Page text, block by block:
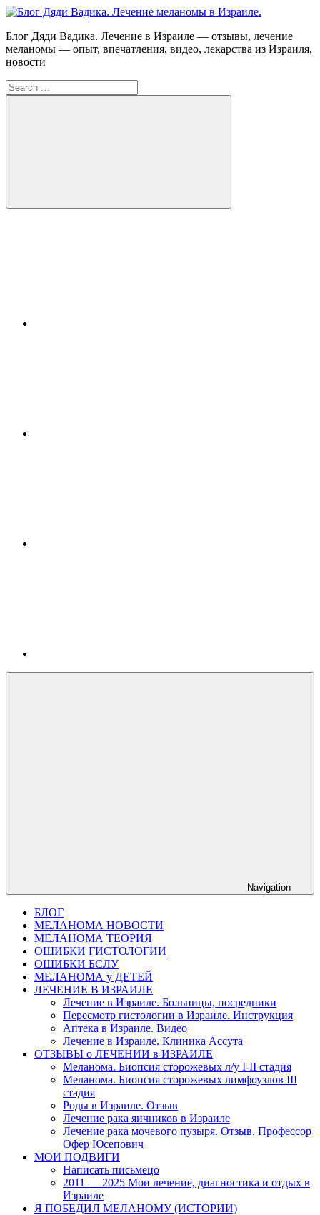
Skip
content
Блог
Дяди
Вадика.
меланомы
в
Блог Дяди Вадика. Лечение в Израиле — отзывы, лечение
меланомы — опыт, впечатления, видео, лекарства из Израиля,
новости
Search
for:
Search
Navigation
БЛОГ
МЕЛАНОМА НОВОСТИ
МЕЛАНОМА ТЕОРИЯ
ОШИБКИ ГИСТОЛОГИИ
ОШИБКИ БСЛУ
МЕЛАНОМА у ДЕТЕЙ
ЛЕЧЕНИЕ В ИЗРАИЛЕ
Лечение в Израиле. Больницы, посредники
Пересмотр гистологии в Израиле. Инструкция
Аптека в Израиле. Видео
Лечение в Израиле. Клиника Ассута
ОТЗЫВЫ о ЛЕЧЕНИИ в ИЗРАИЛЕ
Меланома. Биопсия сторожевых л/у I-II стадия
Меланома. Биопсия сторожевых лимфоузлов III
стадия
Роды в Израиле. Отзыв
Лечение рака яичников в Израиле
Лечение рака мочевого пузыря. Отзыв. Профессор
Офер Юсепович
МОИ ПОДВИГИ
Написать письмецо
2011 — 2025 Мои лечение, диагностика и отдых в
Израиле
Я ПОБЕДИЛ МЕЛАНОМУ (ИСТОРИИ)